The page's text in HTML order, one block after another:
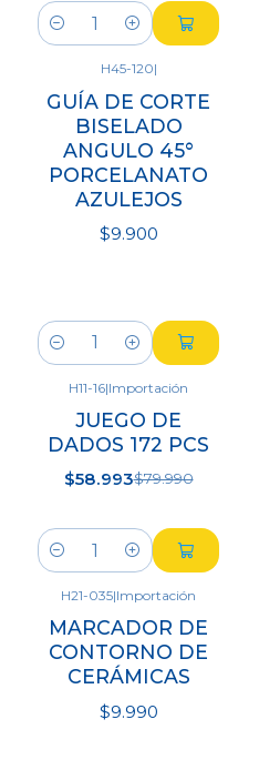
Cantidad
H45-120|
GUÍA DE CORTE
BISELADO
ANGULO 45°
PORCELANATO
AZULEJOS
$9.900
Cantidad
H11-16|Importación
JUEGO DE
DADOS 172 PCS
$58.993$79.990
Cantidad
H21-035|Importación
MARCADOR DE
CONTORNO DE
CERÁMICAS
$9.990